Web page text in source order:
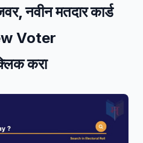
नवीन मतदार कार्ड
Voter
करा